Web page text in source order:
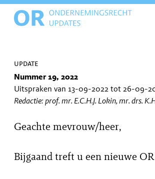
update
Nummer 19, 2022
Uitspraken van 13-09-2022 tot 26-09-
Redactie: prof. mr. E.C.H.J. Lokin, mr. drs.
Geachte mevrouw/heer,
Bijgaand treft u een nieuwe